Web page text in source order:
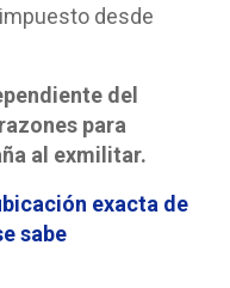
desde
del
para
al exmilitar.
exacta de
sabe